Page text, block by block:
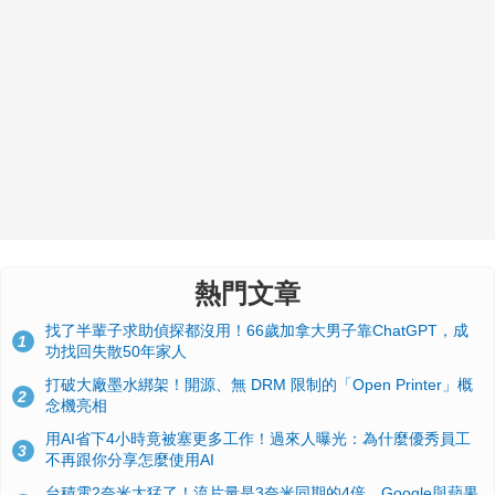
熱門文章
1
找了半輩子求助偵探都沒用！66歲加拿大男子靠ChatGPT，成
功找回失散50年家人
2
打破大廠墨水綁架！開源、無 DRM 限制的「Open Printer」概
念機亮相
3
用AI省下4小時竟被塞更多工作！過來人曝光：為什麼優秀員工
不再跟你分享怎麼使用AI